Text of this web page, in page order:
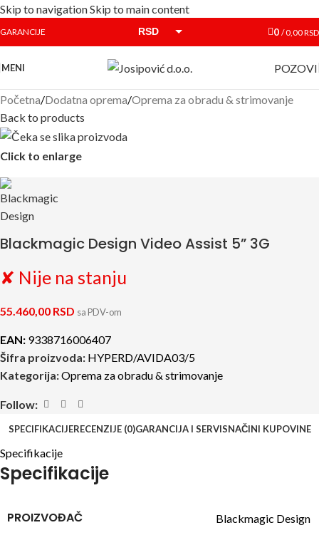
Skip to navigationSkip to main content
GARANCIJE RSD 0 /0,00RSD
MENI POZOVI
Početna/Dodatna oprema/Oprema za obradu & strimovanje
Back to products
Click to enlarge
Blackmagic Design Video Assist 5” 3G
✘ Nije na stanju
55.460,00 RSD sa PDV-om
EAN: 9338716006407
Šifra proizvoda: HYPERD/AVIDA03/5
Kategorija:Oprema za obradu & strimovanje
Follow:
SPECIFIKACIJERECENZIJE (0)GARANCIJA I SERVISNAČINI KUPOVINE
Specifikacije
Specifikacije
PROIZVOĐAČ Blackmagic Design